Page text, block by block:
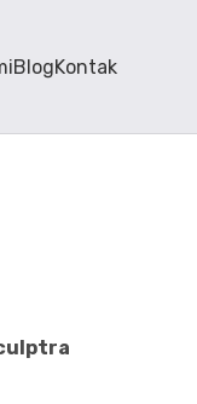
BlogKontak